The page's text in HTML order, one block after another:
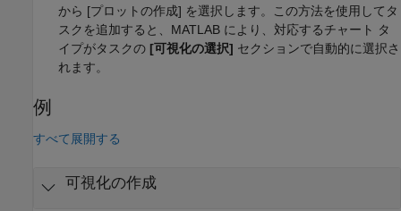
から [プロットの作成] を選択します。この方法を使用してタ
スクを追加すると、MATLAB により、対応するチャート タ
イプがタスクの [可視化の選択] セクションで自動的に選択さ
れます。
例
すべて展開する
可視化の作成